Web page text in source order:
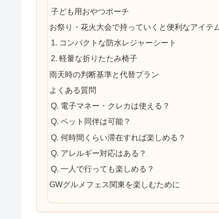
子ども用おやつポーチ
お祭り・花火大会で持っていくと便利なアイテ
1. コンパクトな防水レジャーシート
2. 軽量な折りたたみ椅子
雨天時の判断基準と代替プラン
よくある質問
Q. 電子マネー・クレカは使える？
Q. ペット同伴は可能？
Q. 何時間くらい滞在すれば楽しめる？
Q. アレルギー対応はある？
Q. 一人で行っても楽しめる？
GWグルメフェス関東を楽しむために